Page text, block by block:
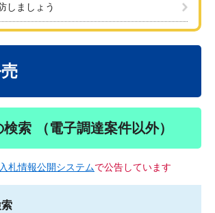
しましょう
索 （電子調達案件以外）
入札情報公開システムで公告しています